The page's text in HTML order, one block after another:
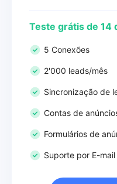
Teste grátis de 14
5 Conexões
2'000 leads/mês
Sincronização de
Contas de
Formulários de
Suporte por E-mail